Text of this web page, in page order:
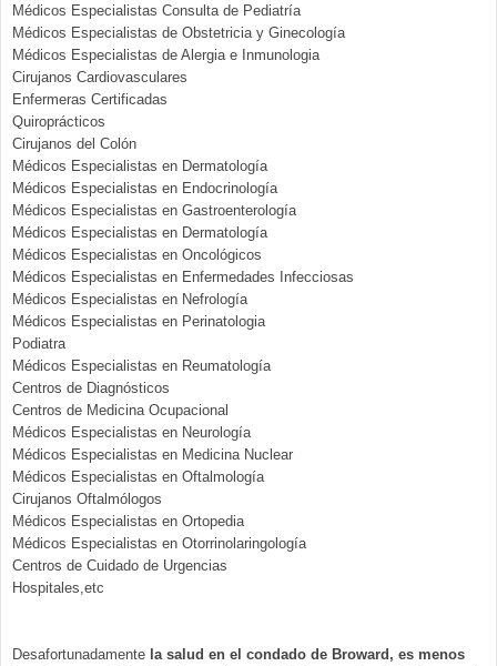
Médicos Especialistas Consulta de Pediatría
Médicos Especialistas de Obstetricia y Ginecología
Médicos Especialistas de Alergia e Inmunologia
Cirujanos Cardiovasculares
Enfermeras Certificadas
Quiroprácticos
Cirujanos del Colón
Médicos Especialistas en Dermatología
Médicos Especialistas en Endocrinología
Médicos Especialistas en Gastroenterología
Médicos Especialistas en Dermatología
Médicos Especialistas en Oncológicos
Médicos Especialistas en Enfermedades Infecciosas
Médicos Especialistas en Nefrología
Médicos Especialistas en Perinatologia
Podiatra
Médicos Especialistas en Reumatología
Centros de Diagnósticos
Centros de Medicina Ocupacional
Médicos Especialistas en Neurología
Médicos Especialistas en Medicina Nuclear
Médicos Especialistas en Oftalmología
Cirujanos Oftalmólogos
Médicos Especialistas en Ortopedia
Médicos Especialistas en Otorrinolaringología
Centros de Cuidado de Urgencias
Hospitales,etc
Desafortunadamente la salud en el condado de Broward, es menos